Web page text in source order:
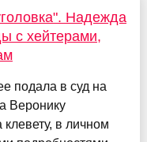
Надежда
с хейтерами,
подала в суд на
Веронику
в личном